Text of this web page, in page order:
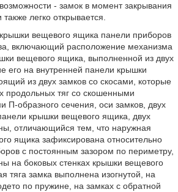
- замок в момент закрывания
легко открывается.
вещевого ящика панели приборов
включающий расположение механизма
вещевого ящика, выполненной из двух
его на внутренней панели крышки
из двух замков со скосами, которые
продольных тяг со скошенными
П-образного сечения, оси замков, двух
крышки вещевого ящика, двух
отличающийся тем, что наружная
ящика зафиксирована относительно
с постоянным зазором по периметру,
на боковых стенках крышки вещевого
тяга замка выполнена изогнутой, на
по пружине, на замках с обратной